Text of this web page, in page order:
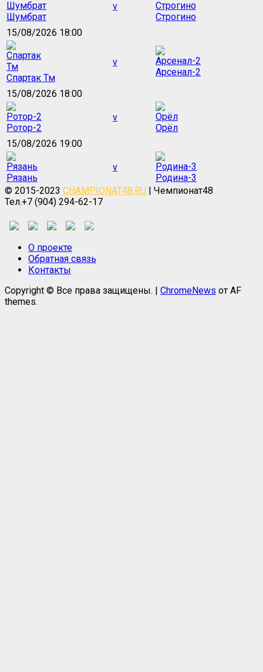
Шумбрат
v
Строгино
15/08/2026 18:00
Спартак Тм
v
Арсенал-2
15/08/2026 18:00
Ротор-2
v
Орёл
15/08/2026 19:00
Рязань
v
Родина-3
© 2015-2023 CHAMPIONAT48.RU | Чемпионат48
Тел.+7 (904) 294-62-17
О проекте
Обратная связь
Контакты
Copyright © Все права защищены. | ChromeNews от AF
themes.